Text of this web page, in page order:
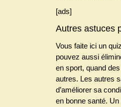
[ads]
Autres astuces
Vous faite ici un
pouvez aussi
en sport, quand
autres. Les autres
d’améliorer sa
en bonne santé.